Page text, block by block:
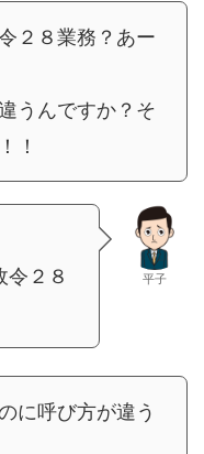
２８業務？あー
うんですか？そ
！
令２８
平子
に呼び方が違う